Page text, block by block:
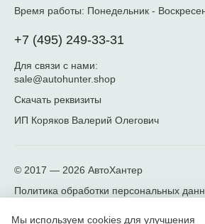
Время работы: Понедельник -
+7 (495) 249-33-31
Для связи с нами:
sale@autohunter.shop
Скачать реквизиты
ИП Коряков Валерий Олегович
© 2017 — 2026 АвтоХантер
Политика обработки персональных
Мы используем cookies для улучшения